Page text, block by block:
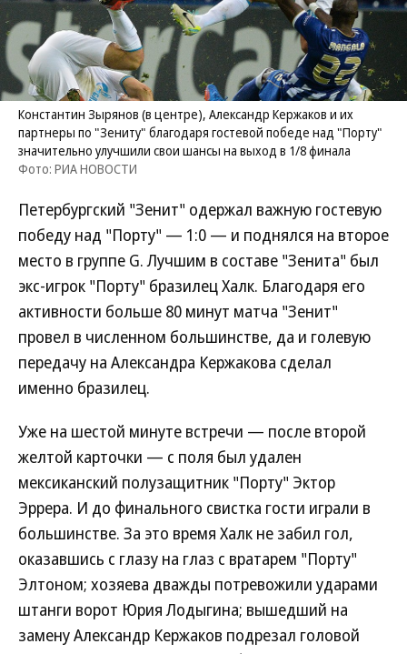
Константин Зырянов (в центре), Александр Кержаков и их
партнеры по "Зениту" благодаря гостевой победе над "Порту"
значительно улучшили свои шансы на выход в 1/8 финала
Фото: РИА НОВОСТИ
Петербургский "Зенит" одержал важную гостевую
победу над "Порту" — 1:0 — и поднялся на второе
место в группе G. Лучшим в составе "Зенита" был
экс-игрок "Порту" бразилец Халк. Благодаря его
активности больше 80 минут матча "Зенит"
провел в численном большинстве, да и голевую
передачу на Александра Кержакова сделал
именно бразилец.
Уже на шестой минуте встречи — после второй
желтой карточки — с поля был удален
мексиканский полузащитник "Порту" Эктор
Эррера. И до финального свистка гости играли в
большинстве. За это время Халк не забил гол,
оказавшись с глазу на глаз с вратарем "Порту"
Элтоном; хозяева дважды потревожили ударами
штанги ворот Юрия Лодыгина; вышедший на
замену Александр Кержаков подрезал головой